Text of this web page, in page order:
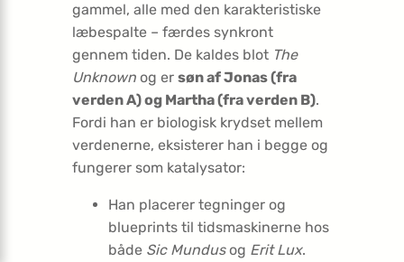
gammel, alle med den karakteristiske
læbespalte – færdes synkront
gennem tiden. De kaldes blot The
Unknown og er søn af Jonas (fra
verden A) og Martha (fra verden B).
Fordi han er biologisk krydset mellem
verdenerne, eksisterer han i begge og
fungerer som katalysator:
Han placerer tegninger og
blueprints til tidsmaskinerne hos
både Sic Mundusog Erit Lux.